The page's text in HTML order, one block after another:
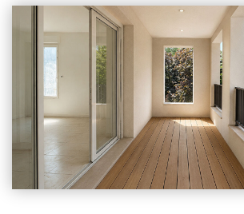
séjour lumineux de 30m² ouvert sur cuisine équipée
donnant accès à cette belle loggia sans
chambres de 11m² et 12m². -Salle
serviettes et emplacement lave linge. -WC
parking en sous-sol. -Belles
personnaliser le logement). Maxime FONTENELLE LES
CLEFS TOULOUSAINES